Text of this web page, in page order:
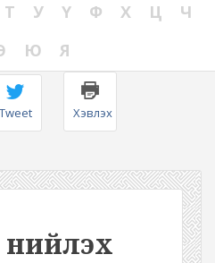
Т У Ү Ф Х Ц
Ч
Ю Я
Tweet Хэвлэх
нийлэх